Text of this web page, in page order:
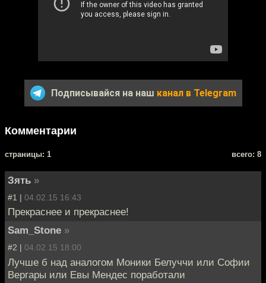
Подписывайся на наш канал в Telegram
Комментарии
cтраницы: 1 всего: 8
Зять »
#1 | 04.02.15 16:43
Прекраснее и прекраснее!
Sam_Stone »
#2 | 04.02.15 18:00
Лучше б над аналогом Моники Белуччи или Софии
Вергары или Евы Мендес поработали